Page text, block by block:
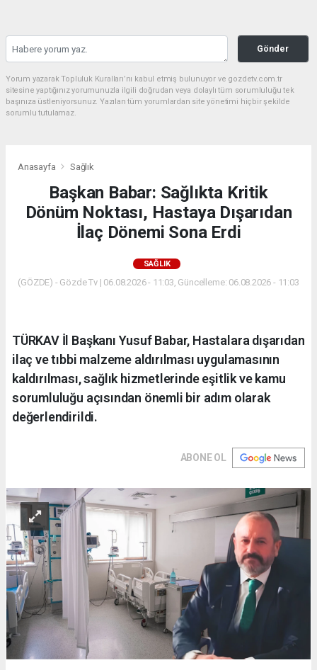
Gönder
Yorum yazarak Topluluk Kuralları’nı kabul etmiş bulunuyor ve gozdetv.com.tr
sitesine yaptığınız yorumunuzla ilgili doğrudan veya dolaylı tüm sorumluluğu tek
başınıza üstleniyorsunuz. Yazılan tüm yorumlardan site yönetimi hiçbir şekilde
sorumlu tutulamaz.
Anasayfa Sağlık
Başkan Babar: Sağlıkta Kritik
Dönüm Noktası, Hastaya Dışarıdan
İlaç Dönemi Sona Erdi
SAĞLIK
(GÖZDE) - Gözde Tv | 06.08.2026 - 11:03, Güncelleme: 06.08.2026 - 11:03
TÜRKAV İl Başkanı Yusuf Babar, Hastalara dışarıdan
ilaç ve tıbbi malzeme aldırılması uygulamasının
kaldırılması, sağlık hizmetlerinde eşitlik ve kamu
sorumluluğu açısından önemli bir adım olarak
değerlendirildi.
ABONE OL